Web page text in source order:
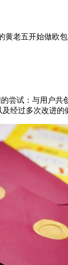
始做欧包了!
试：与用户共
经过多次改进的